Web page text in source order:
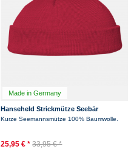
Made in Germany
Hanseheld Strickmütze Seebär
Baumwolle Dockermütze kurz flach -
Kurze Seemannsmütze 100% Baumwolle.
25,95 € * 33,95 € *